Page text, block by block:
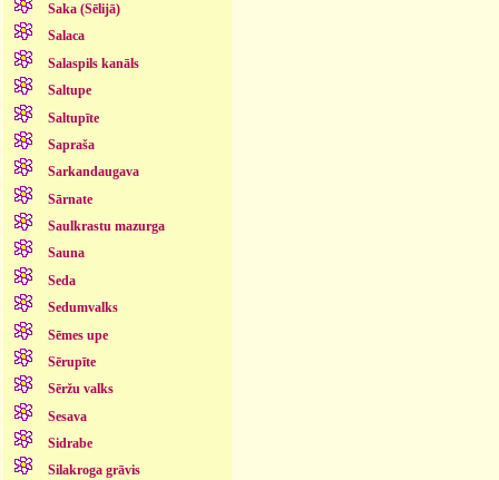
Saka (Sēlijā)
Salaca
Salaspils kanāls
Saltupe
Saltupīte
Sapraša
Sarkandaugava
Sārnate
Saulkrastu mazurga
Sauna
Seda
Sedumvalks
Sēmes upe
Sērupīte
Sēržu valks
Sesava
Sidrabe
Silakroga grāvis